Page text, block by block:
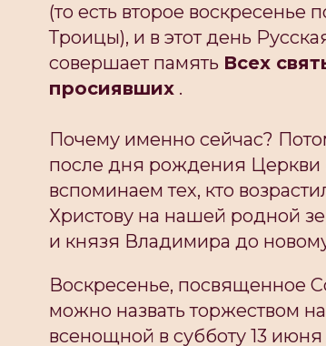
(то есть второе воскресенье
Троицы), и в этот день
совершает память Всех
просиявших .
Почему именно сейчас?
после дня рождения
вспоминаем тех, кто
Христову на нашей родной
и князя Владимира до
Воскресенье, посвященное
можно назвать торжеством
всенощной в субботу 13